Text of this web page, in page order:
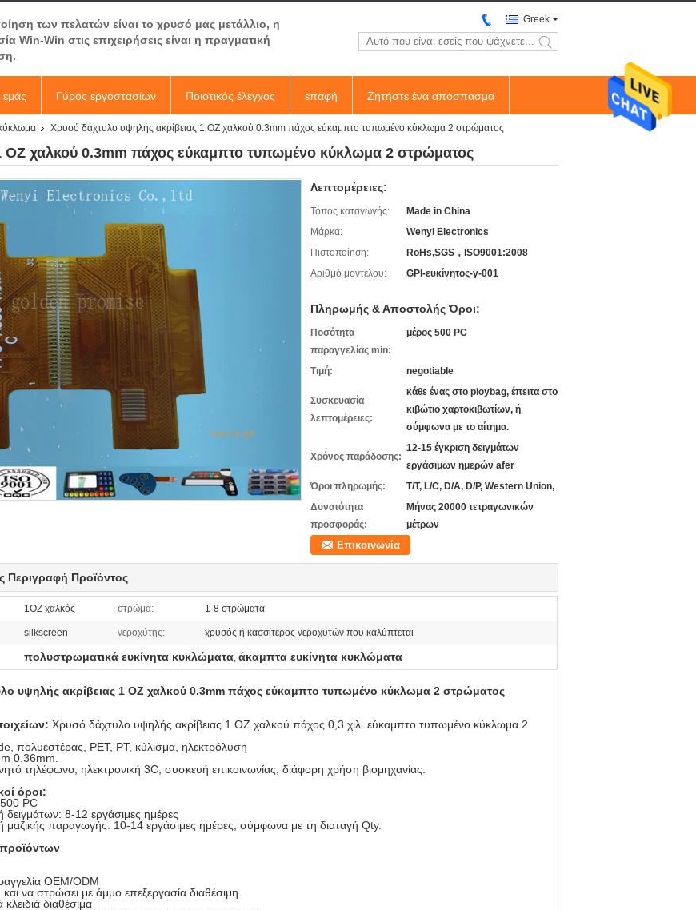
των πελατών είναι το χρυσό μας μετάλλιο, η
Win-Win στις επιχειρήσεις είναι η πραγματική
Greek
search
εμάς Γύρος εργοστασίων Ποιοτικός έλεγχος επαφή Ζητήστε ένα απόσπασμα
Χρυσό δάχτυλο υψηλής ακρίβειας 1 OZ χαλκού 0.3mm πάχος εύκαμπτο τυπωμένο κύκλωμα 2 στρώματος
OZ χαλκού 0.3mm πάχος εύκαμπτο τυπωμένο κύκλωμα 2 στρώματος
Λεπτομέρειες:
Τόπος καταγωγής:
Made in China
Μάρκα:
Wenyi Electronics
Πιστοποίηση:
RoHs,SGS，ISO9001:2008
Αριθμό μοντέλου:
GPI-ευκίνητος-γ-001
Πληρωμής & Αποστολής Όροι:
Ποσότητα
παραγγελίας min:
μέρος 500 PC
Τιμή: negotiable
Συσκευασία
λεπτομέρειες:
κάθε ένας στο ploybag, έπειτα στο
κιβώτιο χαρτοκιβωτίων, ή
σύμφωνα με το αίτημα.
Χρόνος παράδοσης:
12-15 έγκριση δειγμάτων
εργάσιμων ημερών afer
Όροι πληρωμής:
T/T, L/C, D/A, D/P, Western Union,
Δυνατότητα
προσφοράς:
Μήνας 20000 τετραγωνικών
μέτρων
Επικοινωνία
Περιγραφή Προϊόντος
1OZ χαλκός στρώμα: 1-8 στρώματα
silkscreen νεροχύτης: χρυσός ή κασσίτερος νεροχυτών που καλύπτεται
πολυστρωματικά ευκίνητα κυκλώματα, άκαμπτα ευκίνητα κυκλώματα
υψηλής ακρίβειας 1 OZ χαλκού 0.3mm πάχος εύκαμπτο τυπωμένο κύκλωμα 2 στρώματος
Χρυσό δάχτυλο υψηλής ακρίβειας 1 OZ χαλκού πάχος 0,3 χιλ. εύκαμπτο τυπωμένο κύκλωμα 2
πολυεστέρας, PET, PT, κύλισμα, ηλεκτρόλυση
0.36mm.
τηλέφωνο, ηλεκτρονική 3C, συσκευή επικοινωνίας, διάφορη χρήση βιομηχανίας.
όροι:
PC
δειγμάτων: 8-12 εργάσιμες ημέρες
μαζικής παραγωγής: 10-14 εργάσιμες ημέρες, σύμφωνα με τη διαταγή Qty.
OEM/ODM
να στρώσει με άμμο επεξεργασία διαθέσιμη
κλειδιά διαθέσιμα